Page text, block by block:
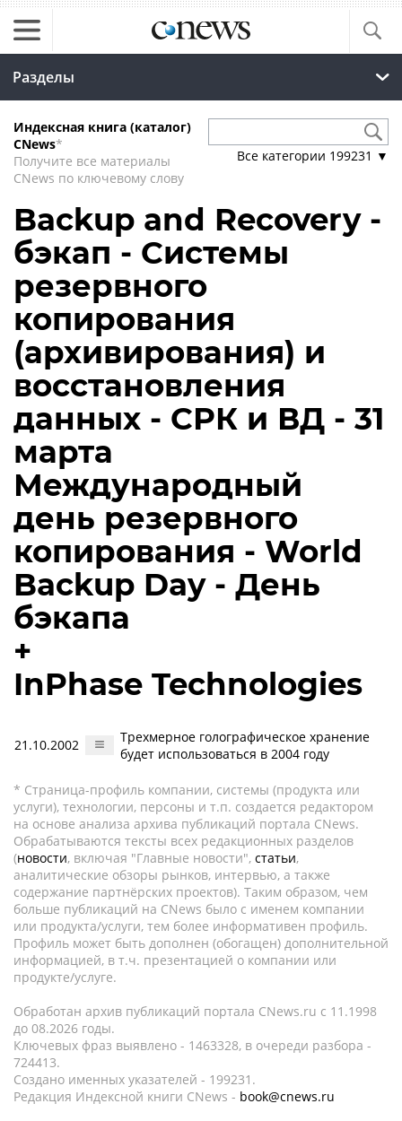
Разделы
Индексная книга (каталог)
CNews*
Получите все материалы
CNews по ключевому слову
Все категории 199231 ▼
Backup and Recovery -
бэкап - Системы
резервного
копирования
(архивирования) и
восстановления
данных - СРК и ВД - 31
марта
Международный
день резервного
копирования - World
Backup Day - День
бэкапа
+
InPhase Technologies
21.10.2002
Трехмерное голографическое хранение
будет использоваться в 2004 году
* Страница-профиль компании, системы (продукта или
услуги), технологии, персоны и т.п. создается редактором
на основе анализа архива публикаций портала CNews.
Обрабатываются тексты всех редакционных разделов
(новости, включая "Главные новости", статьи,
аналитические обзоры рынков, интервью, а также
содержание партнёрских проектов). Таким образом, чем
больше публикаций на CNews было с именем компании
или продукта/услуги, тем более информативен профиль.
Профиль может быть дополнен (обогащен) дополнительной
информацией, в т.ч. презентацией о компании или
продукте/услуге.
Обработан архив публикаций портала CNews.ru c 11.1998
до 08.2026 годы.
Ключевых фраз выявлено - 1463328, в очереди разбора -
724413.
Создано именных указателей - 199231.
Редакция Индексной книги CNews - book@cnews.ru